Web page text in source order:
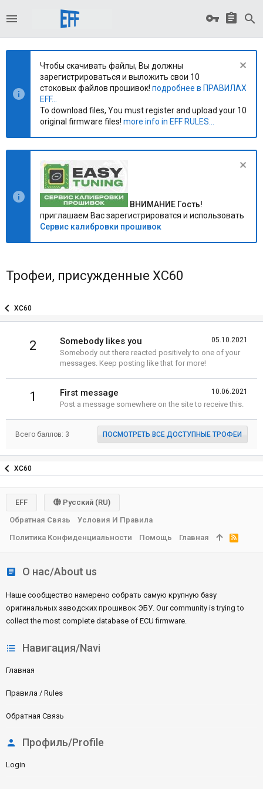
Чтобы скачивать файлы, Вы должны
зарегистрироваться и выложить свои 10
стоковых файлов прошивок! подробнее в ПРАВИЛАХ
EFF...
To download files, You must register and upload your 10
original firmware files! more info in EFF RULES...
ВНИМАНИЕ Гость!
приглашаем Вас зарегистрироватся и использовать
Сервис калибровки прошивок
Трофеи, присужденные XC60
XC60
2 05.10.2021
Somebody likes you
Somebody out there reacted positively to one of your
messages. Keep posting like that for more!
1 10.06.2021
First message
Post a message somewhere on the site to receive this.
Всего баллов: 3 ПОСМОТРЕТЬ ВСЕ ДОСТУПНЫЕ ТРОФЕИ
XC60
О нас/About us
Наше сообщество намерено собрать самую крупную базу
оригинальных заводских прошивок ЭБУ. Our community is trying to
collect the most complete database of ECU firmware.
Навигация/Navi
Главная
Правила / Rules
Обратная Связь
Профиль/Profile
Login
EFF
Русский (RU)
Обратная Связь
Условия И Правила
Политика Конфиденциальности
Помощь Главная
R
S